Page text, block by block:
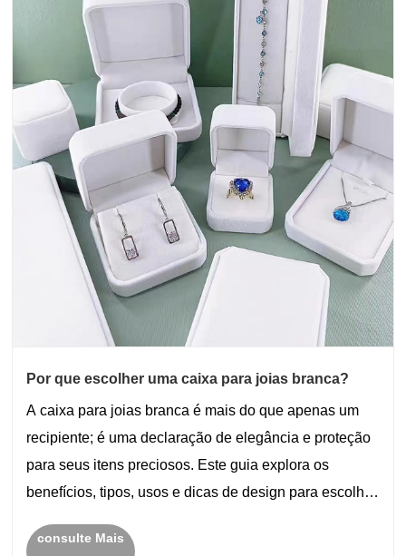
Por que escolher uma caixa para joias branca?
A caixa para joias branca é mais do que apenas um
recipiente; é uma declaração de elegância e proteção
para seus itens preciosos. Este guia explora os
benefícios, tipos, usos e dicas de design para escolher
insights da Yolan Craft Packaging Co., Limit......
consulte Mais